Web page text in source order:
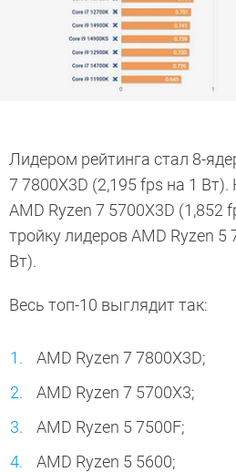
Лидером рейтинга стал 8-
7 7800X3D (2,195 fps на 1
AMD Ryzen 7 5700X3D (1,852
тройку лидеров AMD Ryzen 5
Вт).
Весь топ-10 выглядит так:
AMD Ryzen 7 7800X3D;
AMD Ryzen 7 5700X3;
AMD Ryzen 5 7500F;
AMD Ryzen 5 5600;